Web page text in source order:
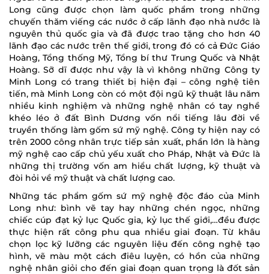
Long cũng được chọn làm quốc phẩm trong những
chuyến thăm viếng các nước ở cấp lãnh đạo nhà nước là
nguyên thủ quốc gia và đã được trao tặng cho hơn 40
lãnh đạo các nước trên thế giới, trong đó có cả Đức Giáo
Hoàng, Tổng thống Mỹ, Tổng bí thư Trung Quốc và Nhật
Hoàng. Sỡ dĩ được như vậy là vì không những Công ty
Minh Long có trang thiết bị hiện đại – công nghệ tiên
tiến, mà Minh Long còn có một đội ngũ kỹ thuật lâu năm
nhiều kinh nghiệm và những nghệ nhân có tay nghề
khéo léo ở đất Bình Dương vốn nổi tiếng lâu đời về
truyền thống làm gốm sứ mỹ nghệ. Công ty hiện nay có
trên 2000 công nhân trực tiếp sản xuất, phần lớn là hàng
mỹ nghệ cao cấp chủ yếu xuất cho Pháp, Nhật và Đức là
những thị trường vốn am hiểu chất lượng, kỹ thuật và
đòi hỏi về mỹ thuật và chất lượng cao.
Những tác phẩm gốm sứ mỹ nghệ độc đáo của Minh
Long như: bình vẽ tay hay những chén ngọc, những
chiếc cúp đạt kỷ lục Quốc gia, kỷ lục thế giới,…đều được
thực hiện rất công phu qua nhiều giai đoạn. Từ khâu
chọn lọc kỹ lưỡng các nguyên liệu đến công nghệ tạo
hình, vẽ màu một cách điêu luyện, có hồn của những
nghệ nhân giỏi cho đến giai đoạn quan trọng là đốt sản